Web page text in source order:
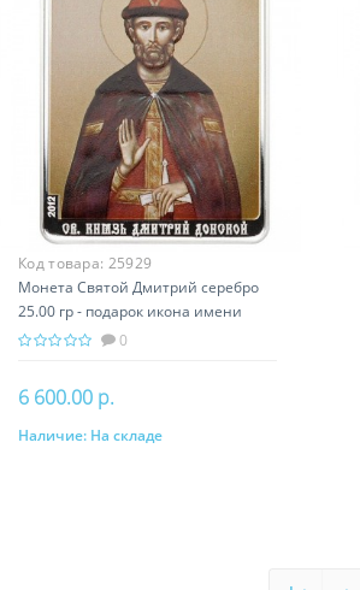
Код товара: 25929
Монета Святой Дмитрий серебро
25.00 гр - подарок икона имени
0
6 600.00 р.
В корзину
Наличие: На складе